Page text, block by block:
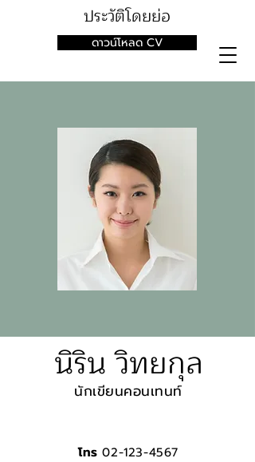
ประวัติโดยย่อ
ดาวน์โหลด CV
นิริน วิทยกุล
นักเขียนคอนเทนท์
โทร02-123-4567